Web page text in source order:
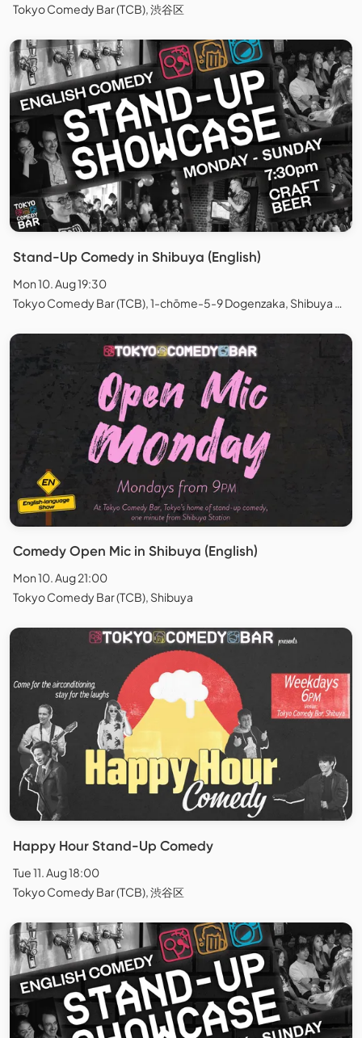
Tokyo Comedy Bar (TCB), 渋谷区
Stand-Up Comedy in Shibuya (English)
Mon 10. Aug 19:30
Tokyo Comedy Bar (TCB), 1-chōme-5-9 Dogenzaka, Shibuya City, Tokyo, Japan
Comedy Open Mic in Shibuya (English)
Mon 10. Aug 21:00
Tokyo Comedy Bar (TCB), Shibuya
Happy Hour Stand-Up Comedy
Tue 11. Aug 18:00
Tokyo Comedy Bar (TCB), 渋谷区